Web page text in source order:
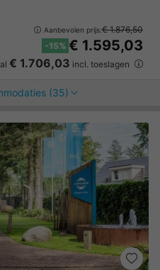
Aanbevolen prijs:€ 1.876,50
-15% € 1.595,03
€ 1.706,03 incl. toeslagen
(35)